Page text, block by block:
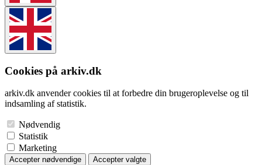
Cookies på arkiv.dk
arkiv.dk anvender cookies til at forbedre din brugeroplevelse og til
indsamling af statistik.
Nødvendig
Statistik
Marketing
Accepter nødvendige Accepter valgte